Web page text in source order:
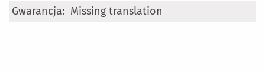
Więcej
Missing translation